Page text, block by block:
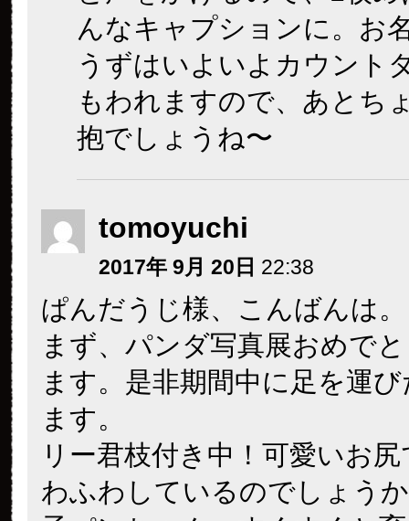
んなキャプションに。お
うずはいよいよカウント
もわれますので、あとち
抱でしょうね〜
tomoyuchi
2017年 9月 20日 22:38
ぱんだうじ様、こんばんは。
まず、パンダ写真展おめで
ます。是非期間中に足を運
ます。
リー君枝付き中！可愛いお
わふわしているのでしょう